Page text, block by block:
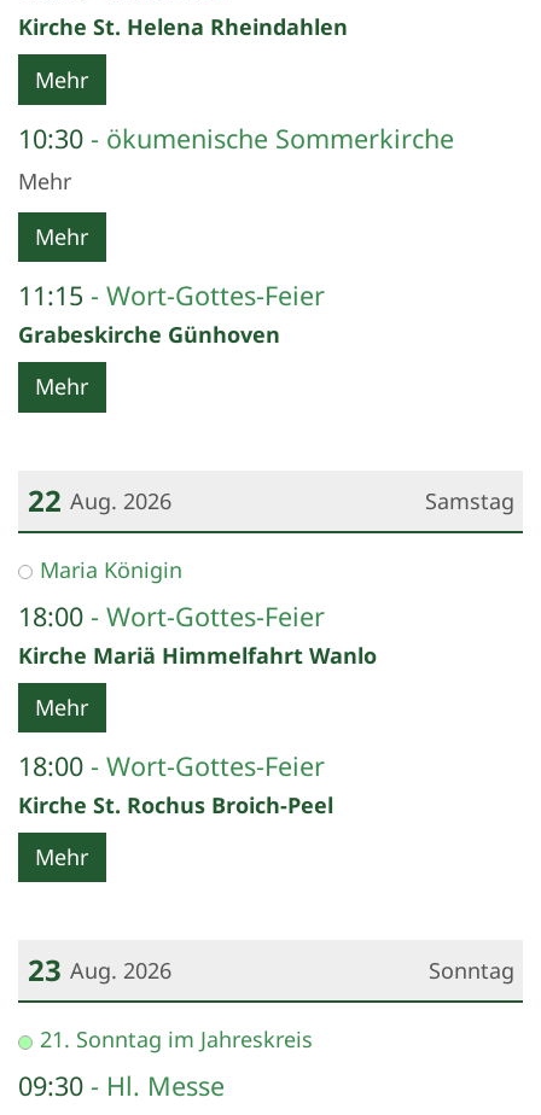
Kirche St. Helena Rheindahlen
Mehr
10:30 ökumenische Sommerkirche
Mehr
Mehr
11:15 Wort-Gottes-Feier
Grabeskirche Günhoven
Mehr
Samstag
22 Aug. 2026
Datum: 22. August 2026
Maria Königin
18:00 Wort-Gottes-Feier
Kirche Mariä Himmelfahrt Wanlo
Mehr
18:00 Wort-Gottes-Feier
Kirche St. Rochus Broich-Peel
Mehr
Sonntag
23 Aug. 2026
Datum: 23. August 2026
21. Sonntag im Jahreskreis
09:30 Hl. Messe